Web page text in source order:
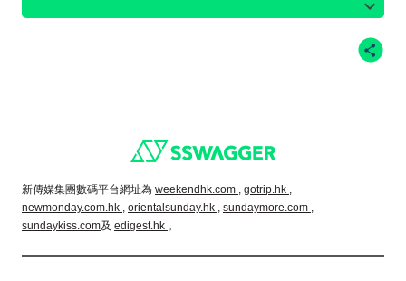
站、Twitter@nikesb截圖、nike官方網站、
新傳媒集團數碼平台網址為 weekendhk.com ,
gotrip.hk ,
newmonday.com.hk ,
orientalsunday.hk ,
sundaymore.com ,
sundaykiss.com及 edigest.hk 。